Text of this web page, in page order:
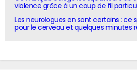
violence grâce à un coup de fil
Les neurologues en sont certains : ce
pour le cerveau et quelques minutes